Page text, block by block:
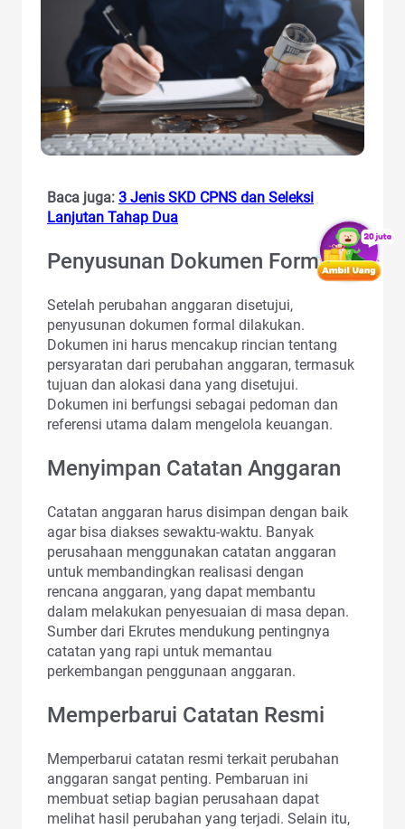
Baca juga: 3 Jenis SKD CPNS dan Seleksi
Lanjutan Tahap Dua
Penyusunan Dokumen Formal
Setelah perubahan anggaran disetujui,
penyusunan dokumen formal dilakukan.
Dokumen ini harus mencakup rincian tentang
persyaratan dari perubahan anggaran, termasuk
tujuan dan alokasi dana yang disetujui.
Dokumen ini berfungsi sebagai pedoman dan
referensi utama dalam mengelola keuangan.
Menyimpan Catatan Anggaran
Catatan anggaran harus disimpan dengan baik
agar bisa diakses sewaktu-waktu. Banyak
perusahaan menggunakan catatan anggaran
untuk membandingkan realisasi dengan
rencana anggaran, yang dapat membantu
dalam melakukan penyesuaian di masa depan.
Sumber dari Ekrutes mendukung pentingnya
catatan yang rapi untuk memantau
perkembangan penggunaan anggaran.
Memperbarui Catatan Resmi
Memperbarui catatan resmi terkait perubahan
anggaran sangat penting. Pembaruan ini
membuat setiap bagian perusahaan dapat
melihat hasil perubahan yang terjadi. Selain itu,